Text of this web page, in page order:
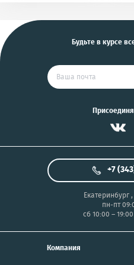
Будьте в курсе
Компания
+7
Екатеринбург,
пн-пт
сб 10:00 – 19:00